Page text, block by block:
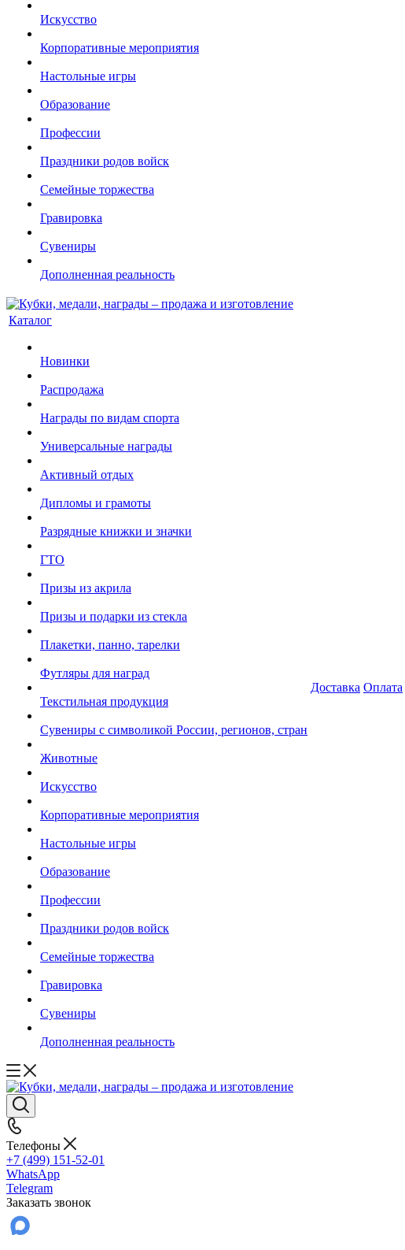
Искусство
Корпоративные мероприятия
Настольные игры
Образование
Профессии
Праздники родов войск
Семейные торжества
Гравировка
Сувениры
Дополненная реальность
Каталог
Новинки
Распродажа
Награды по видам спорта
Универсальные награды
Активный отдых
Дипломы и грамоты
Разрядные книжки и значки
ГТО
Призы из акрила
Призы и подарки из стекла
Плакетки, панно, тарелки
Футляры для наград
Текстильная продукция
Сувениры с символикой России, регионов, стран
Животные
Искусство
Корпоративные мероприятия
Настольные игры
Образование
Профессии
Праздники родов войск
Семейные торжества
Гравировка
Сувениры
Дополненная реальность
Доставка Оплата
Телефоны
+7 (499) 151-52-01
WhatsApp
Telegram
Заказать звонок